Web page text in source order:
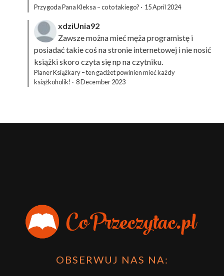
Przygoda Pana Kleksa – co to takiego? · 15 April 2024
xdziUnia92
Zawsze można mieć męża programistę i
posiadać takie coś na stronie internetowej i nie nosić
książki skoro czyta się np na czytniku.
Planer Książkary – ten gadżet powinien mieć każdy
książkoholik! · 8 December 2023
OBSERWUJ NAS NA: